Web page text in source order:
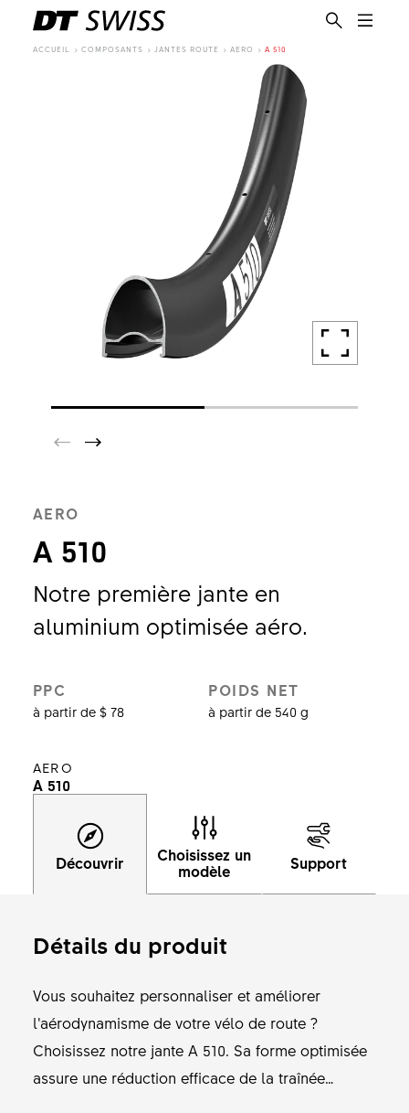
ACCUEIL COMPOSANTS JANTES ROUTE AERO A 510
AERO
A 510
Notre première jante en
aluminium optimisée aéro.
PPC
à partir de $ 78
POIDS NET
à partir de 540 g
AERO
A 510
Découvrir
Choisissez un
modèle
Support
Détails du produit
Vous souhaitez personnaliser et améliorer
l’aérodynamisme de votre vélo de route ?
Choisissez notre jante A 510. Sa forme optimisée
assure une réduction efficace de la traînée